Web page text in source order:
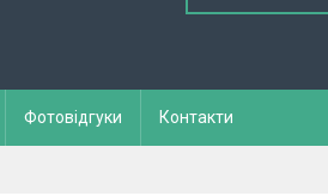
Фотовідгуки Контакти